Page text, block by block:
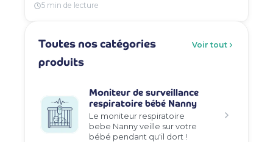
5 min de lecture
Toutes nos catégories
produits
Voir tout
Moniteur de surveillance
respiratoire bébé Nanny
Le moniteur respiratoire
bebe Nanny veille sur votre
bébé pendant qu'il dort !